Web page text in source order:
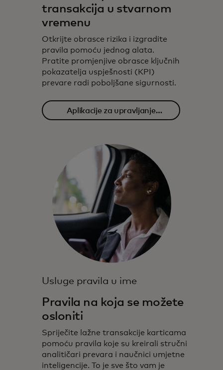
transakcija u stvarnom
vremenu
Otkrijte obrasce rizika i izgradite
pravila pomoću jednog alata.
Pratite promjenjive obrasce ključnih
pokazatelja uspješnosti (KPI)
prevare radi poboljšane sigurnosti.
Aplikacije za upravljanje
Usluge pravila u ime
Pravila na koja se možete
osloniti
Spriječite lažne transakcije karticama
pomoću pravila koje su kreirali stručni
analitičari prevara i naučnici umjetne
inteligencije. To je sve što vam je